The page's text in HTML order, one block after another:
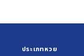
ประเภทหวย